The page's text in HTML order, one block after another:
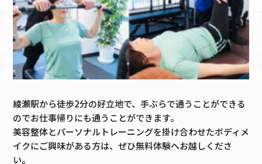
綾瀬駅から徒歩2分の好立地で、手ぶらで通うことができる
のでお仕事帰りにも通うことができます。
美容整体とパーソナルトレーニングを掛け合わせたボディメ
イクにご興味がある方は、ぜひ無料体験へお越しくださ
い。